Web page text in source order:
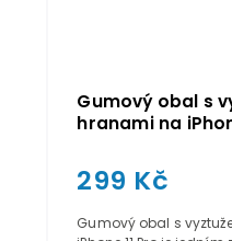
Gumový obal s
hranami na
299 Kč
Gumový obal s